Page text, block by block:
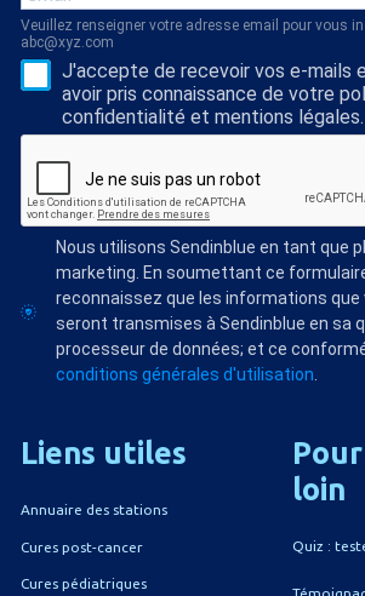
Veuillez renseigner votre adresse email pour vous
abc@xyz.com
J'accepte de recevoir vos e-mails
avoir pris connaissance de votre
confidentialité et mentions légales.
Nous utilisons Sendinblue en tant que
marketing. En soumettant ce
reconnaissez que les informations que
seront transmises à Sendinblue en sa
processeur de données; et ce
conditions générales d'utilisation.
Liens utiles
Annuaire des stations
Cures post-cancer
Cures pédiatriques
Pour
loin
Quiz :